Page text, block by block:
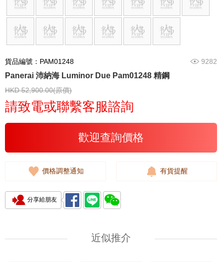
貨品編號：PAM01248 9282
Panerai 沛納海 Luminor Due Pam01248 精鋼
HKD 52,900.00(原價)
請致電或聯繫客服諮詢
歡迎查詢價格
價格調整通知 有貨提醒
分享給朋友
近似推介